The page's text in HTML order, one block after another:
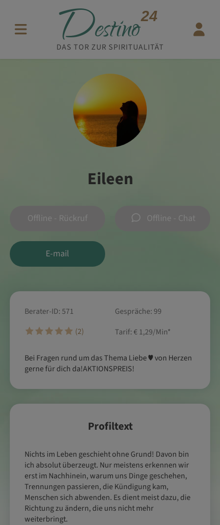
Destino24
DAS TOR ZUR SPIRITUALITÄT
Eileen
Offline - Rückruf Offline - Chat
E-mail
Berater-ID: 571
Gespräche: 99
(2)
Tarif: € 1,29/Min*
Bei Fragen rund um das Thema Liebe ♥️ von Herzen
gerne für dich da!AKTIONSPREIS!
Profiltext
Nichts im Leben geschieht ohne Grund! Davon bin
ich absolut überzeugt. Nur meistens erkennen wir
erst im Nachhinein, warum uns Dinge geschehen,
Trennungen passieren, die Kündigung kam,
Menschen sich abwenden. Es dient meist dazu, die
Richtung zu ändern, die uns nicht mehr
weiterbringt.